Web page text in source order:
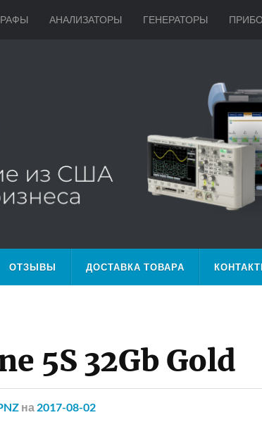
АНАЛИЗАТОРЫ ГЕНЕРАТОРЫ
ОТЗЫВЫ ДОСТАВКА ТОВАРА
5S 32Gb Gold
на 2017-08-02